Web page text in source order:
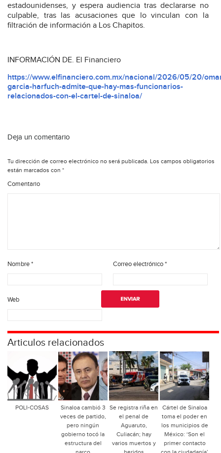
estadounidenses, y espera audiencia tras declararse no
culpable, tras las acusaciones que lo vinculan con la
filtración de información a Los Chapitos.
INFORMACIÓN DE. El Financiero
https://www.elfinanciero.com.mx/nacional/2026/05/20/
garcia-harfuch-admite-que-hay-mas-funcionarios-
relacionados-con-el-cartel-de-sinaloa/
Deja un comentario
Tu dirección de correo electrónico no será publicada. Los campos obligatorios
están marcados con *
Comentario
Nombre* Correo electrónico*
Web
Articulos relacionados
POLI-COSAS
Sinaloa cambió 3
veces de partido,
pero ningún
gobierno tocó la
estructura del
Se registra riña en
el penal de
Aguaruto,
Culiacán; hay
varios muertos y
Cártel de Sinaloa
toma el poder en
los municipios de
México: ‘Son el
primer contacto